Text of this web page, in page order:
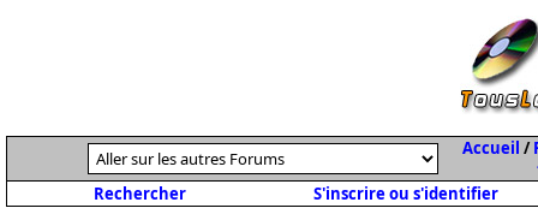
Accueil /
Rechercher
S'inscrire ou s'identifier